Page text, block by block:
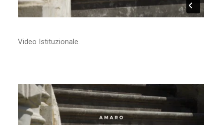
Video Istituzionale.